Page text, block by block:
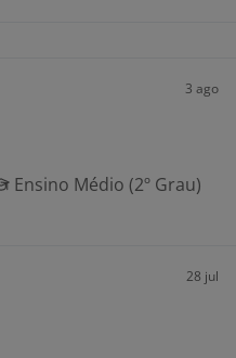
3 ago
Ensino Médio (2º Grau)
28 jul